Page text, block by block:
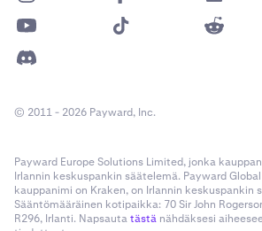
© 2011 - 2026 Payward, Inc.
Payward Europe Solutions Limited, jonka
Irlannin keskuspankin säätelemä. Payward
kauppanimi on Kraken, on Irlannin keskuspankin
Sääntömääräinen kotipaikka: 70 Sir John
R296, Irlanti. Napsautatästä nähdäksesi